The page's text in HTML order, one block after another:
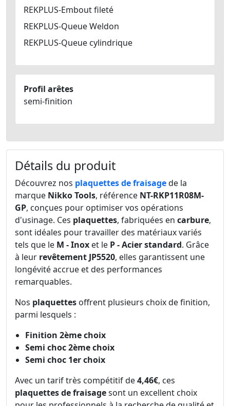
REKPLUS-Embout fileté
REKPLUS-Queue Weldon
REKPLUS-Queue cylindrique
Profil arêtes
semi-finition
Détails du produit
Découvrez nos plaquettes de fraisagede la
marque Nikko Tools, référence NT-RKP11R08M-
GP, conçues pour optimiser vos opérations
d'usinage. Ces plaquettes, fabriquées en carbure,
sont idéales pour travailler des matériaux variés
tels que le M - Inox et le P - Acier standard. Grâce
à leur revêtement JP5520, elles garantissent une
longévité accrue et des performances
remarquables.
Nos plaquettes offrent plusieurs choix de finition,
parmi lesquels :
Finition 2ème choix
Semi choc 2ème choix
Semi choc 1er choix
Avec un tarif très compétitif de4,46€, ces
plaquettes de fraisagesont un excellent choix